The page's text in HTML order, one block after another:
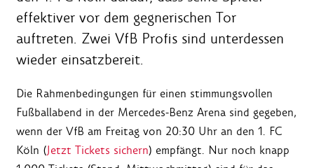
effektiver vor dem gegnerischen Tor
auftreten. Zwei VfB Profis sind unterdessen
wieder einsatzbereit.
Die Rahmenbedingungen für einen stimmungsvollen
Fußballabend in der Mercedes-Benz Arena sind gegeben,
wenn der VfB am Freitag von 20:30 Uhr an den 1. FC
Köln (Jetzt Tickets sichern) empfängt. Nur noch knapp